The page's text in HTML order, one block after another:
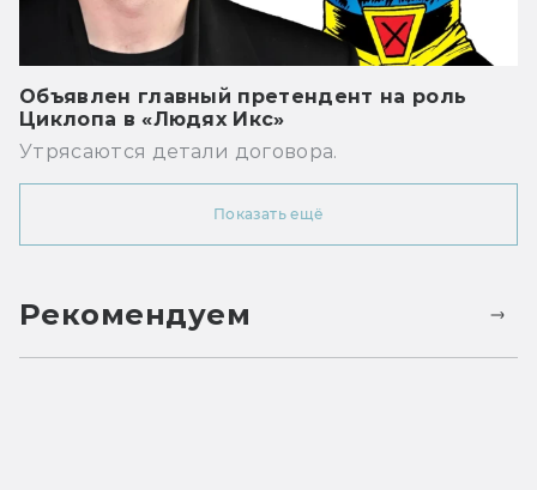
Объявлен главный претендент на роль
Циклопа в «Людях Икс»
Утрясаются детали договора.
Показать ещё
Рекомендуем